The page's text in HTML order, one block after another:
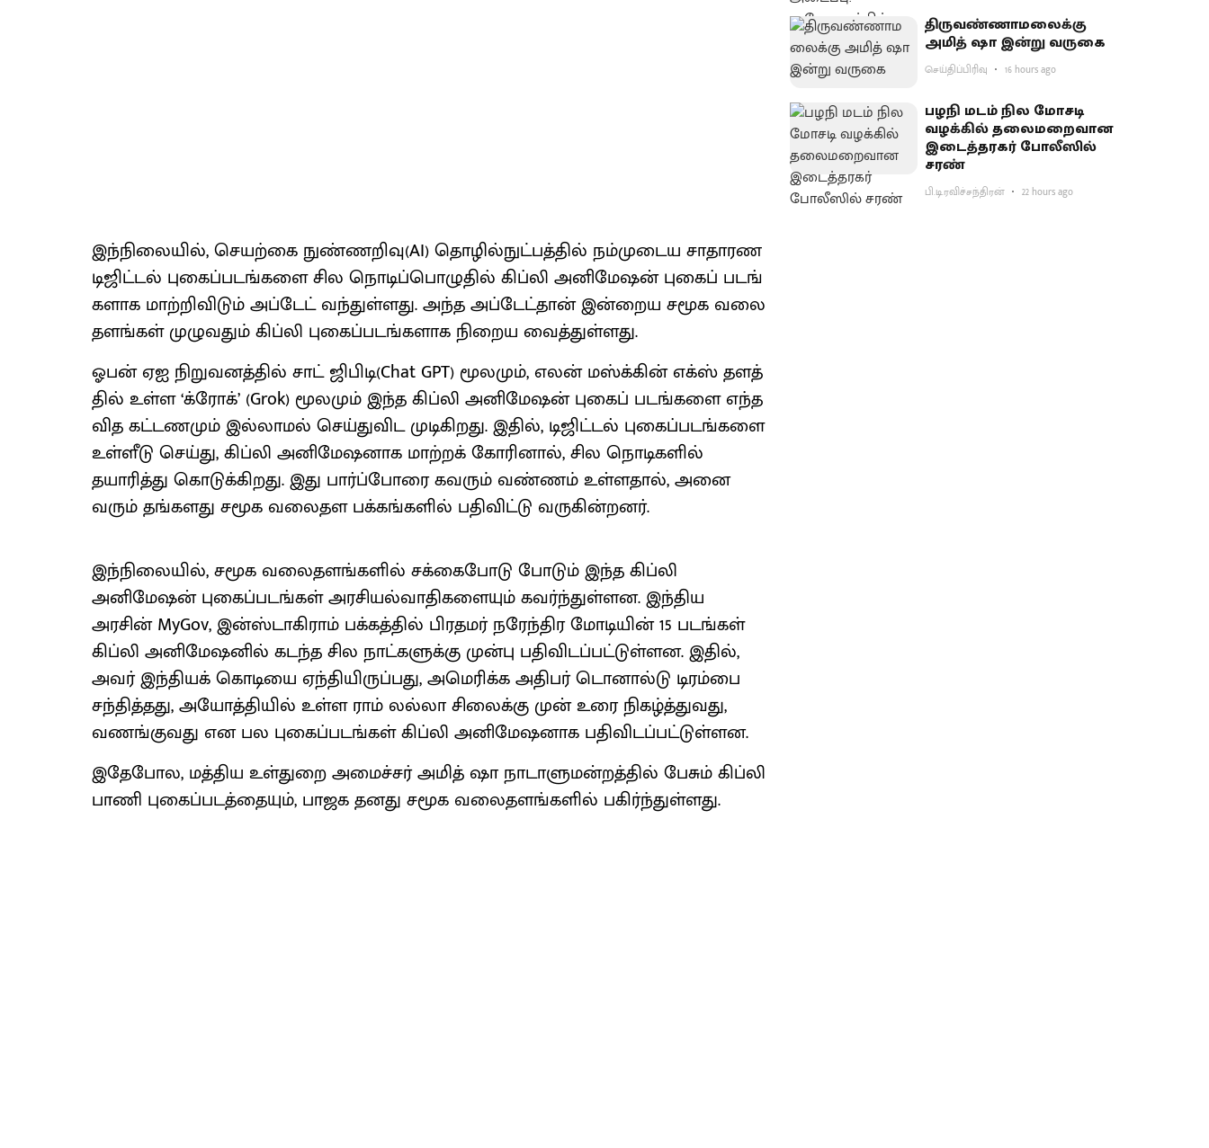
இந்​நிலை​யில், செயற்கை நுண்​ணறி​வு(AI) தொழில்​நுட்​பத்​தில் நம்​முடைய சாதாரண
டிஜிட்​டல் புகைப்​படங்​களை சில நொடிப்​பொழு​தில் கிப்லி அனிமேஷன் புகைப்​ படங்​
களாக மாற்​றி​விடும் அப்​டேட் வந்​துள்​ளது. அந்த அப்​டேட்​தான் இன்​றைய சமூக வலை​
தளங்​கள் முழு​வதும் கிப்லி புகைப்​படங்​களாக நிறைய வைத்​துள்​ளது.
ஓபன் ஏஐ நிறு​வனத்​தில் சாட் ஜிபிடி(Chat GPT) மூல​மும், எலன் மஸ்க்​கின் எக்ஸ் தளத்​
தில் உள்ள ‘க்ரோக்​’ (Grok) மூல​மும் இந்த கிப்லி அனிமேஷன் புகைப்​ படங்​களை எந்​த​
வித கட்​ட​ண​மும் இல்​லாமல் செய்​து​விட முடிகிறது. இதில், டிஜிட்​டல் புகைப்​படங்​களை
உள்​ளீடு செய்​து, கிப்லி அனிமேஷ​னாக மாற்​றக் கோரி​னால், சில நொடிகளில்
தயாரித்து கொடுக்​கிறது. இது பார்ப்​போரை கவரும் வண்​ணம் உள்​ள​தால், அனை​
வரும் தங்​களது சமூக வலைதள பக்​கங்​களில் பதி​விட்டு வரு​கின்​றனர்.
இந்​நிலை​யில், சமூக வலை​தளங்​களில் சக்​கை​போடு போடும் இந்த கிப்லி
அனிமேஷன் புகைப்​படங்​கள் அரசி​யல்​வா​தி​களை​யும் கவர்ந்​துள்​ளன. இந்​திய
அரசின் MyGov, இன்​ஸ்​டாகி​ராம் பக்​கத்​தில் பிரதமர் நரேந்​திர மோடி​யின் 15 படங்​கள்
கிப்லி அனிமேஷனில் கடந்த சில நாட்​களுக்கு முன்பு பதி​விடப்​பட்​டுள்​ளன. இதில்,
அவர் இந்​தி​யக் கொடியை ஏந்​தி​யிருப்​பது, அமெரிக்க அதிபர் டொனால்டு டிரம்பை
சந்​தித்​தது, அயோத்​தி​யில் உள்ள ராம் லல்லா சிலைக்கு முன் உரை நிகழ்த்​து​வது,
வணங்​கு​வது என பல புகைப்​படங்​கள் கிப்லி அனிமேஷ​னாக பதி​விடப்​பட்​டுள்​ளன.
இதே​போல, மத்​திய உள்​துறை அமைச்​சர் அமித் ஷா நாடாளு​மன்​றத்​தில் பேசும் கிப்லி
பாணி புகைப்​படத்​தை​யும், பாஜக தனது சமூக வலை​தளங்​களில் பகிர்ந்​துள்​ளது.
திருவண்ணாமலைக்கு
அமித் ஷா இன்று வருகை
செய்திப்பிரிவு 16 hours ago
பழநி மடம் நில மோசடி
வழக்கில் தலைமறைவான
இடைத்தரகர் போலீஸில்
சரண்
பி.டி.ரவிச்சந்திரன் 22 hours ago